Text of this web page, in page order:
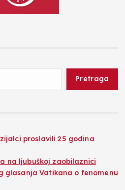
Pretraga
proslavili 25 godina
na ljubuškoj zaobilaznici
glasanja Vatikana o fenomenu